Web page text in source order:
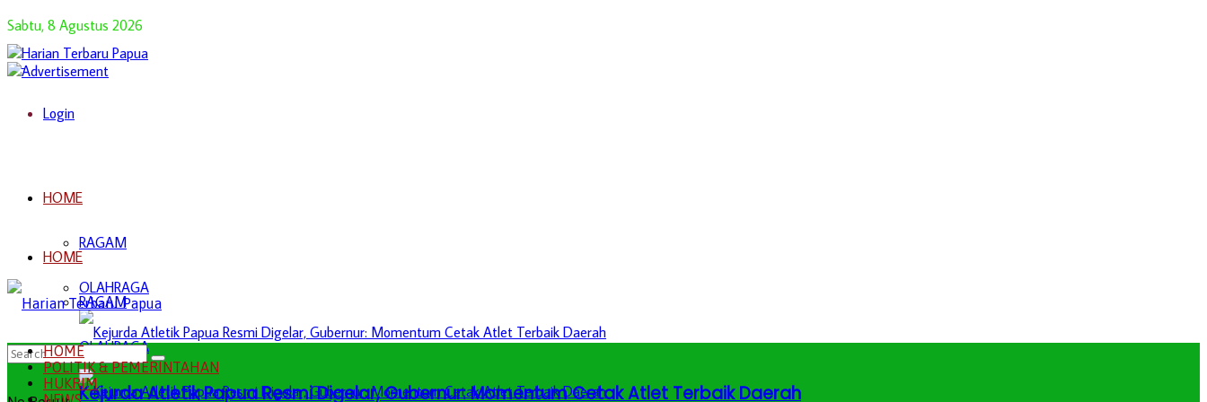
Sabtu, 8 Agustus 2026
Login
HOME
RAGAM
OLAHRAGA
Kejurda Atletik Papua Resmi Digelar, Gubernur: Momentum Cetak Atlet Terbaik Daerah
HOME
RAGAM
OLAHRAGA
HOME
POLITIK & PEMERINTAHAN
HUKRIM